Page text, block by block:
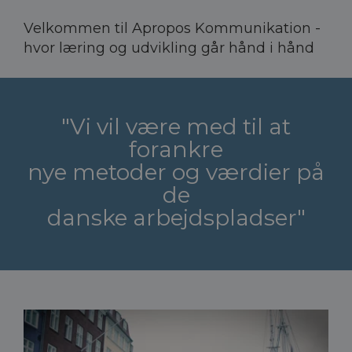
Velkommen til Apropos Kommunikation -
hvor læring og udvikling går hånd i hånd
"Vi vil være med til at
forankre
nye metoder og værdier på
de
danske arbejdspladser"